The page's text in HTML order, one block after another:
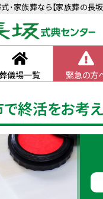
･家族葬なら【家族葬の長坂
儀場一覧 緊急の方
終活をお考